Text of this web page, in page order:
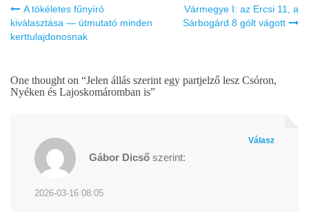
Bejegyzés
navigáció
A tökéletes fűnyíró
kiválasztása — útmutató minden
kerttulajdonosnak
Vármegye I: az Ercsi 11, a
Sárbogárd 8 gólt vágott
One thought on “Jelen állás szerint egy partjelző lesz Csóron,
Nyéken és Lajoskomáromban is”
Gábor Dicső szerint:
2026-03-16 08:05
Válasz